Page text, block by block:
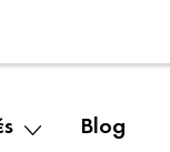
Blog